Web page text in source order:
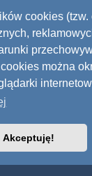
cookies (tzw.
można
Akceptuję!